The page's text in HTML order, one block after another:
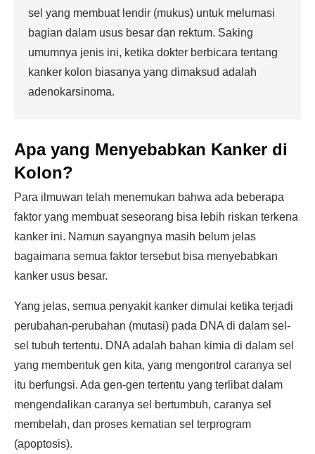
sel yang membuat lendir (mukus) untuk melumasi
bagian dalam usus besar dan rektum. Saking
umumnya jenis ini, ketika dokter berbicara tentang
kanker kolon biasanya yang dimaksud adalah
adenokarsinoma.
Apa yang Menyebabkan Kanker di
Kolon?
Para ilmuwan telah menemukan bahwa ada beberapa
faktor yang membuat seseorang bisa lebih riskan terkena
kanker ini. Namun sayangnya masih belum jelas
bagaimana semua faktor tersebut bisa menyebabkan
kanker usus besar.
Yang jelas, semua penyakit kanker dimulai ketika terjadi
perubahan-perubahan (mutasi) pada DNA di dalam sel-
sel tubuh tertentu. DNA adalah bahan kimia di dalam sel
yang membentuk gen kita, yang mengontrol caranya sel
itu berfungsi. Ada gen-gen tertentu yang terlibat dalam
mengendalikan caranya sel bertumbuh, caranya sel
membelah, dan proses kematian sel terprogram
(apoptosis).